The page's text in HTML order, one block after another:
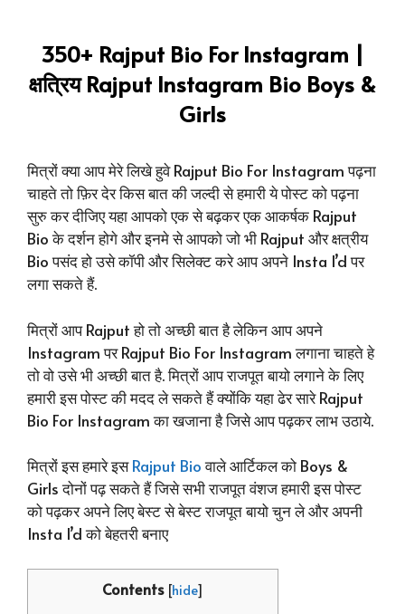
350+ Rajput Bio For Instagram |
क्षत्रिय Rajput Instagram Bio Boys &
Girls
मित्रों क्या आप मेरे लिखे हुवे Rajput Bio For Instagram पढ़ना
चाहते तो फ़िर देर किस बात की जल्दी से हमारी ये पोस्ट को पढ़ना
सुरु कर दीजिए यहा आपको एक से बढ़कर एक आकर्षक Rajput
Bio के दर्शन होगे और इनमे से आपको जो भी Rajput और क्षत्रीय
Bio पसंद हो उसे कॉपी और सिलेक्ट करे आप अपने Insta I’d पर
लगा सकते हैं.
मित्रों आप Rajput हो तो अच्छी बात है लेकिन आप अपने
Instagram पर Rajput Bio For Instagram लगाना चाहते हे
तो वो उसे भी अच्छी बात है. मित्रों आप राजपूत बायो लगाने के लिए
हमारी इस पोस्ट की मदद ले सकते हैं क्योंकि यहा ढेर सारे Rajput
Bio For Instagram का खजाना है जिसे आप पढ़कर लाभ उठाये.
मित्रों इस हमारे इसRajput Bioवाले आर्टिकल को Boys &
Girls दोनों पढ़ सकते हैं जिसे सभी राजपूत वंशज हमारी इस पोस्ट
को पढ़कर अपने लिए बेस्ट से बेस्ट राजपूत बायो चुन ले और अपनी
Insta I’d को बेहतरी बनाए
Contents [hide]